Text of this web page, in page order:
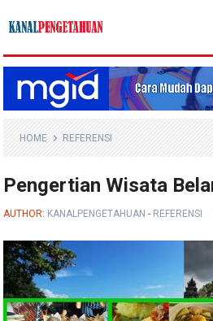
Kanal Pengetahuan
HOME REFERENSI
Pengertian Wisata
AUTHOR: KANALPENGETAHUAN - REFERENSI